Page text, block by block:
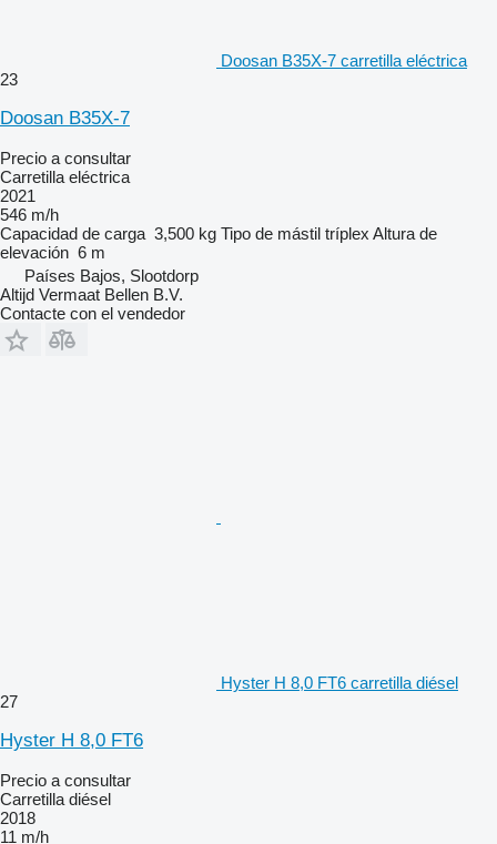
Doosan B35X-7 carretilla eléctrica
23
Doosan B35X-7
Precio a consultar
Carretilla eléctrica
2021
546 m/h
Capacidad de carga 3,500 kg Tipo de mástil tríplex Altura de
elevación 6 m
Países Bajos, Slootdorp
Altijd Vermaat Bellen B.V.
Contacte con el vendedor
Hyster H 8,0 FT6 carretilla diésel
27
Hyster H 8,0 FT6
Precio a consultar
Carretilla diésel
2018
11 m/h